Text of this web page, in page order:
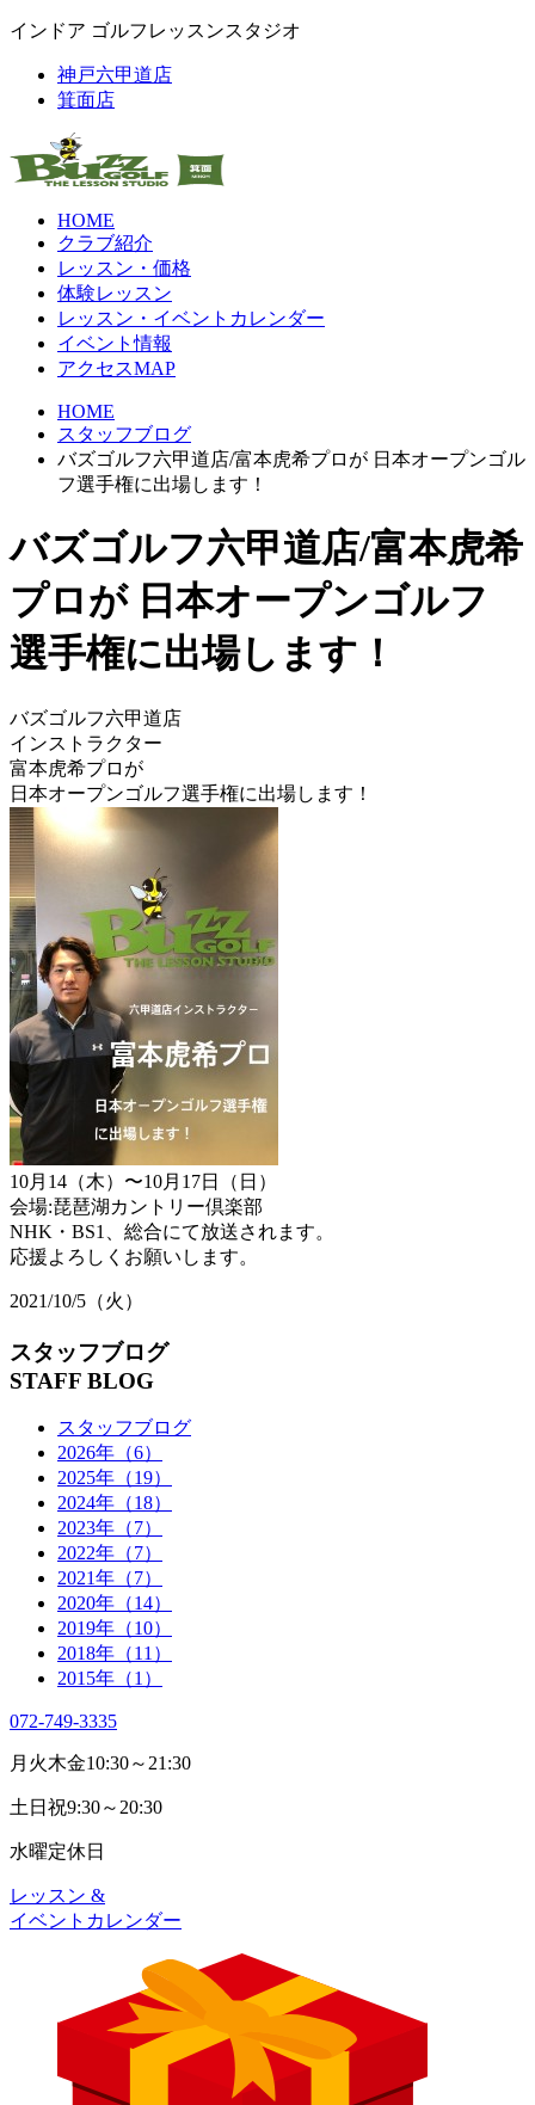
インドア ゴルフレッスンスタジオ
神戸六甲道店
箕面店
HOME
クラブ紹介
レッスン・価格
体験レッスン
レッスン・イベントカレンダー
イベント情報
アクセスMAP
HOME
スタッフブログ
バズゴルフ六甲道店/富本虎希プロが 日本オープンゴル
フ選手権に出場します！
バズゴルフ六甲道店/富本虎希
プロが 日本オープンゴルフ
選手権に出場します！
バズゴルフ六甲道店
インストラクター
富本虎希プロが
日本オープンゴルフ選手権に出場します！
10月14（木）〜10月17日（日）
会場:琵琶湖カントリー倶楽部
NHK・BS1、総合にて放送されます。
応援よろしくお願いします。
2021/10/5（火）
スタッフブログ
STAFF BLOG
スタッフブログ
2026年（6）
2025年（19）
2024年（18）
2023年（7）
2022年（7）
2021年（7）
2020年（14）
2019年（10）
2018年（11）
2015年（1）
072-749-3335
月火木金10:30～21:30
土日祝9:30～20:30
水曜定休日
レッスン &
イベントカレンダー